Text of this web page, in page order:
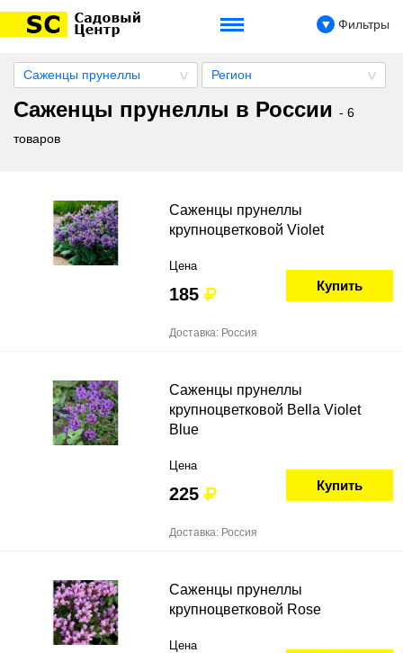
Фильтры
Саженцы прунеллы Регион
Саженцы прунеллы в России - 6
товаров
Саженцы прунеллы
крупноцветковой Violet
Цена
185 Купить
Доставка: Россия
Саженцы прунеллы
крупноцветковой Bella Violet
Blue
Цена
225 Купить
Доставка: Россия
Саженцы прунеллы
крупноцветковой Rose
Цена